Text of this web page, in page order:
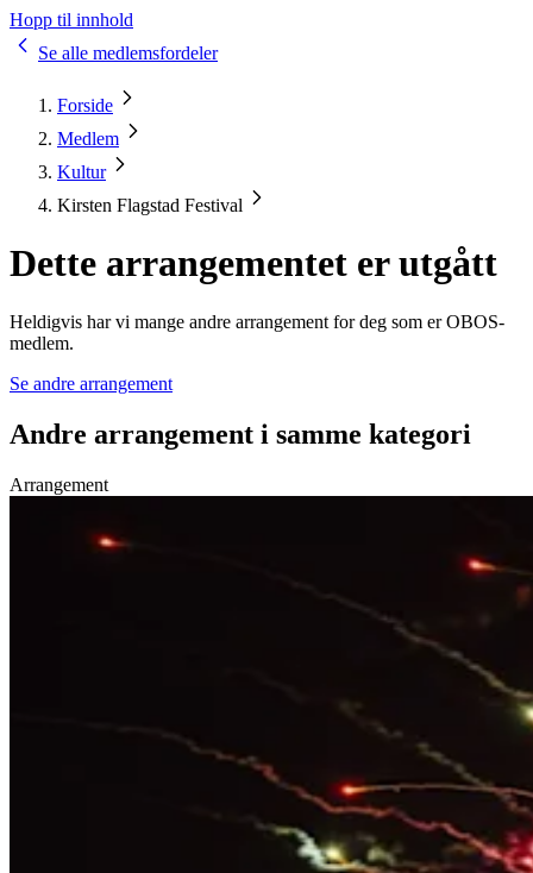
Hopp til innhold
Se alle medlemsfordeler
Forside
Medlem
Kultur
Kirsten Flagstad Festival
Dette arrangementet er utgått
Heldigvis har vi mange andre arrangement for deg som er OBOS-
medlem.
Se andre arrangement
Andre arrangement i samme kategori
Arrangement